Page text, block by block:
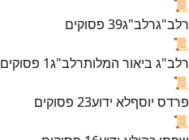
📜
רלב"גרלב"ג39 פסוקים
📜
רלב"ג ביאור המלותרלב"ג1 פסוקים
📜
פרדס יוסףלא ידוע23 פסוקים
📜